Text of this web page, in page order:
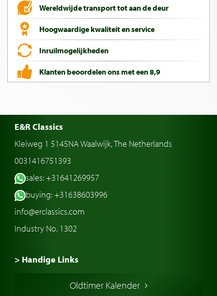
Wereldwijde transport tot aan de deur
Hoogwaardige kwaliteit en service
Inruilmogelijkheden
Klanten beoordelen ons met een 8,9
E&R Classics
Kleiweg 1 5145NA Waalwijk, The Netherlands
0031416751393
sales: +31641269957
buying: +31638603996
info@erclassics.com
Industry No. 1302
> Handige Links
Oldtimer Kalender